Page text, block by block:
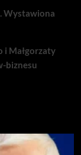
Wystawiona
i Małgorzaty
biznesu